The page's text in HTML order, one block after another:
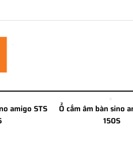
amigo STS
Ổ cắm âm bàn sino
150S